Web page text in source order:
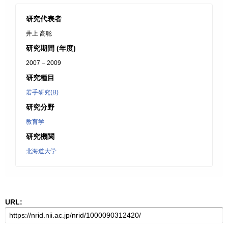
研究代表者
井上 高聡
研究期間 (年度)
2007 – 2009
研究種目
若手研究(B)
研究分野
教育学
研究機関
北海道大学
URL: